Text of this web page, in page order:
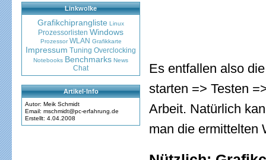
Linkwolke
Grafikchiprangliste Linux
Prozessorlisten Windows
Prozessor WLAN Grafikkarte
Impressum Tuning Overclocking
Notebooks Benchmarks News
Chat
Artikel-Info
Autor: Meik Schmidt
Email: mschmidt@pc-erfahrung.de
Erstellt: 4.04.2008
Es entfallen also
starten => Testen
Arbeit. Natürlich
man die ermittelten